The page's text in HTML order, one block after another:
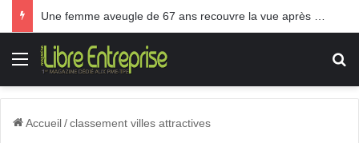
Menu
Accueil/classement villes attractives